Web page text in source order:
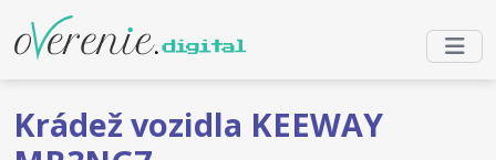
Krádež vozidla KEEWAY